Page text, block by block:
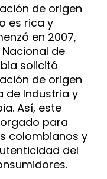
de origen
es rica y
en 2007,
de
solicitó
de origen
de Industria y
Así, este
para
colombianos y
del